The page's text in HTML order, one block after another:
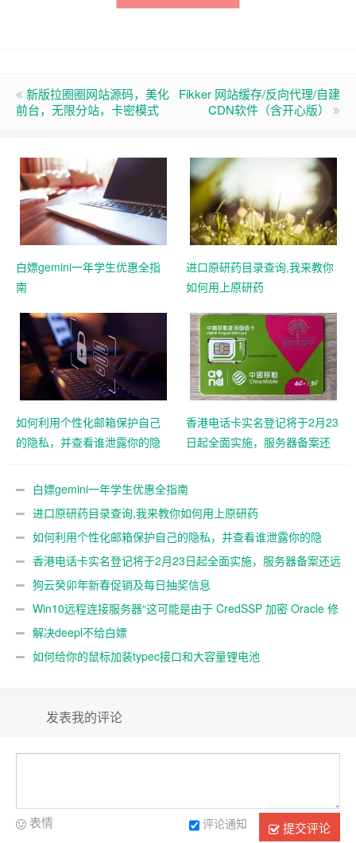
新版拉圈圈网站源码，美化
前台，无限分站，卡密模式
Fikker 网站缓存/反向代理/自建
CDN软件（含开心版）
白嫖gemini一年学生优惠全指
南
进口原研药目录查询,我来教你
如何用上原研药
如何利用个性化邮箱保护自己
的隐私，并查看谁泄露你的隐
香港电话卡实名登记将于2月23
日起全面实施，服务器备案还
白嫖gemini一年学生优惠全指南
进口原研药目录查询,我来教你如何用上原研药
如何利用个性化邮箱保护自己的隐私，并查看谁泄露你的隐
私 香港电话卡实名登记将于2月23日起全面实施，服务器备案还远
吗？狗云癸卯年新春促销及每日抽奖信息
Win10远程连接服务器“这可能是由于 CredSSP 加密 Oracle 修
正”解决办法
解决deepl不给白嫖
如何给你的鼠标加装typec接口和大容量锂电池
发表我的评论
提交评论
评论通知
表情